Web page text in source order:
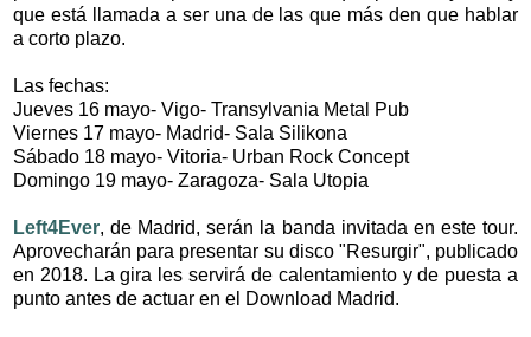
que está llamada a ser una de las que más den que hablar
a corto plazo.
Las fechas:
Jueves 16 mayo- Vigo- Transylvania Metal Pub
Viernes 17 mayo- Madrid- Sala Silikona
Sábado 18 mayo- Vitoria- Urban Rock Concept
Domingo 19 mayo- Zaragoza- Sala Utopia
Left4Ever, de Madrid, serán la banda invitada en este tour.
Aprovecharán para presentar su disco "Resurgir", publicado
en 2018. La gira les servirá de calentamiento y de puesta a
punto antes de actuar en el Download Madrid.